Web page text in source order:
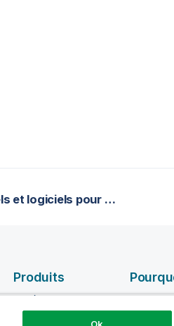
Prérequis matériels et logiciels pour la base de données source
Produits
QUALITÉ DE
Fiabilité